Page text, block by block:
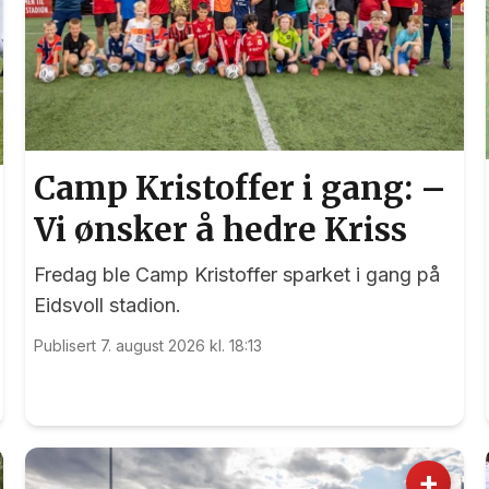
Camp Kristoffer i gang: –
Vi ønsker å hedre Kriss
Fredag ble Camp Kristoffer sparket i gang på
Eidsvoll stadion.
Publisert 7. august 2026 kl. 18:13